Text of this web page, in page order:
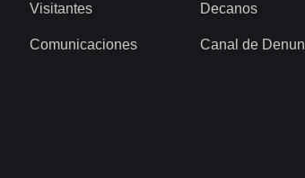
Visitantes
Comunicaciones
Decanos
Canal de